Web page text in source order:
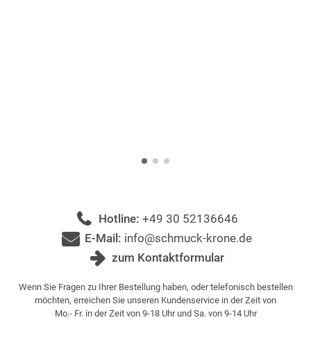
Hotline: +49 30 52136646
E-Mail: info@schmuck-krone.de
zum Kontaktformular
Wenn Sie Fragen zu Ihrer Bestellung haben, oder telefonisch bestellen
möchten, erreichen Sie unseren Kundenservice in der Zeit von
Mo.- Fr. in der Zeit von 9-18 Uhr und Sa. von 9-14 Uhr